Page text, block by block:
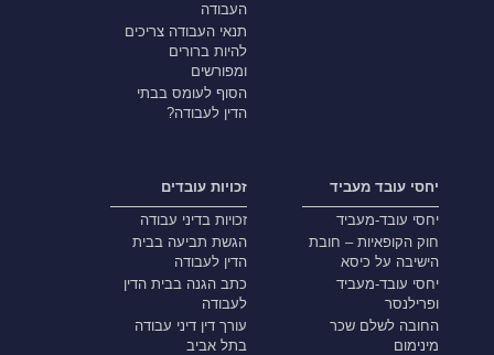
העבודה
תנאי העבודה צריכים
להיות ברורים
ומפורשים
הסוף לעומס בבתי
הדין לעבודה?
יחסי עובד מעביד
יחסי עובד-מעביד
חוק הקופאיות – חובת
הישיבה על כיסא
יחסי עובד-מעביד
ופרילנסר
החובה לשלם שכר
מינימום
זכויות עובדים
זכויות בדיני עבודה
הגשת תביעה בבית
הדין לעבודה
כתב הגנה בבית הדין
לעבודה
עורך דין דיני עבודה
בתל אביב